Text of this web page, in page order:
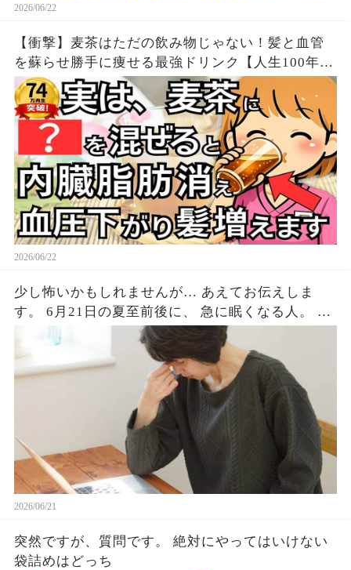
2026/06/22
【衝撃】麦茶はただの飲み物じゃない！髪と血管
を蘇らせ勝手に痩せる最強ドリンク【人生100年時
代】知らないと損する健康雑学
2026/06/22
少し怖いかもしれませんが… あえてお伝えしま
す。 6月21日の夏至前後に、 急に眠くなる人。 な
ぜか体が重い人。 気持ちが不安定になる人。 実は
少なくないはずです。 最近ずっとだるい。寝ても
寝ても眠い。 理由はないのに気分が沈む。 これに
はちゃんとした理由があって、
2026/06/21
突然ですが、質問です。 絶対にやってはいけない
袋詰めはどっち